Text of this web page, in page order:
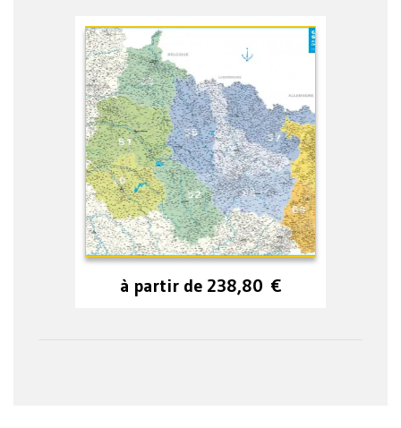
à partir de 238,80 €